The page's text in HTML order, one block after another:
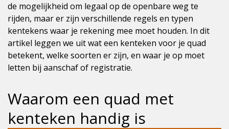
de mogelijkheid om legaal op de openbare weg te
rijden, maar er zijn verschillende regels en typen
kentekens waar je rekening mee moet houden. In dit
artikel leggen we uit wat een kenteken voor je quad
betekent, welke soorten er zijn, en waar je op moet
letten bij aanschaf of registratie.
Waarom een quad met
kenteken handig is